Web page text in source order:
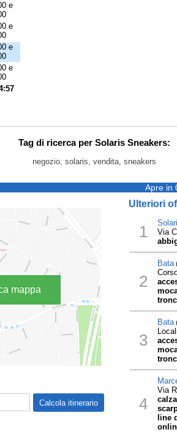
e
e
e
e
Tag di ricerca per Solaris Sneakers:
negozio, solaris, vendita, sneakers
Apre in
mappa
Ulteriori
1
Via
2
Bata
3
Bata
4
Via
line